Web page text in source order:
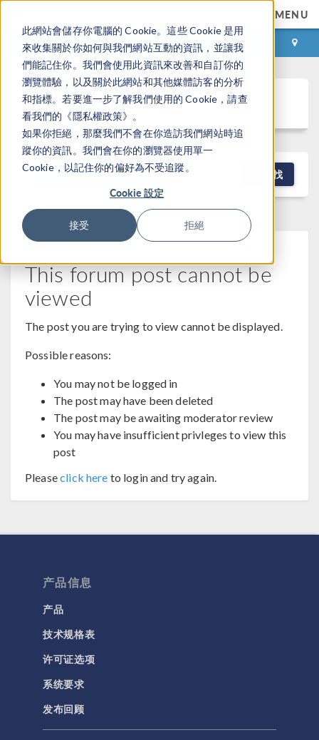
此網站會儲存你電腦的 Cookie。這些 Cookie 是用
來收集關於你如何與我們網站互動的資訊，並讓我
們能記住你。我們會使用此資訊來改善和自訂你的
瀏覽體驗，以及關於此網站和其他媒體訪客的分析
和指標。若要進一步了解我們使用的 Cookie，請查
看我們的《隱私權政策》。
如果你拒絕，那麼我們不會在你造訪我們網站時追
蹤你的資訊。我們會在你的瀏覽器使用單一
Cookie，以記住你的偏好為不受追蹤。
Cookie 設定
接受 拒絕
MENU
登录 咨询与购买
Discussion Forum
NEW DISCUSSION 查找
This forum post cannot be
viewed
The post you are trying to view cannot be displayed.
Possible reasons:
You may not be logged in
The post may have been deleted
The post may be awaiting moderator review
You may have insufficient privleges to view this
post
Pleaseclick here to login and try again.
产品信息
产品
技术规格表
许可证选项
系统要求
发布回顾